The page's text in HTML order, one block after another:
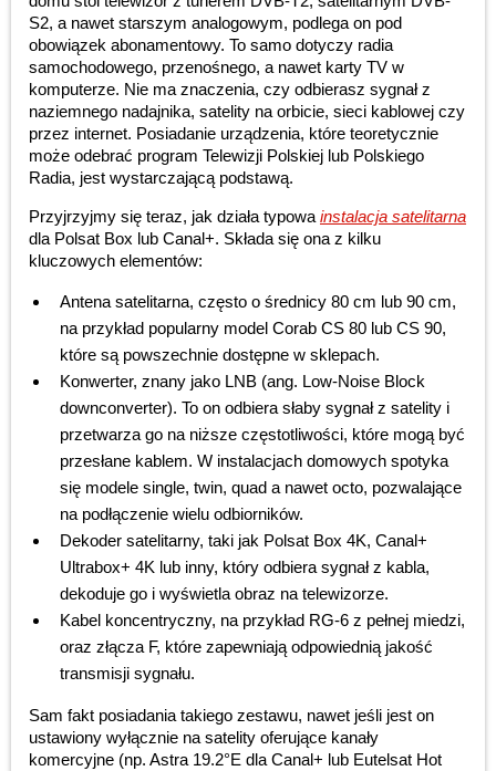
S2, a nawet starszym analogowym, podlega on pod
obowiązek abonamentowy. To samo dotyczy radia
samochodowego, przenośnego, a nawet karty TV w
komputerze. Nie ma znaczenia, czy odbierasz sygnał z
naziemnego nadajnika, satelity na orbicie, sieci kablowej czy
przez internet. Posiadanie urządzenia, które teoretycznie
może odebrać program Telewizji Polskiej lub Polskiego
Radia, jest wystarczającą podstawą.
Przyjrzyjmy się teraz, jak działa typowa instalacja satelitarna
dla Polsat Box lub Canal+. Składa się ona z kilku
kluczowych elementów:
Antena satelitarna, często o średnicy 80 cm lub 90 cm,
na przykład popularny model Corab CS 80 lub CS 90,
które są powszechnie dostępne w sklepach.
Konwerter, znany jako LNB (ang. Low-Noise Block
downconverter). To on odbiera słaby sygnał z satelity i
przetwarza go na niższe częstotliwości, które mogą być
przesłane kablem. W instalacjach domowych spotyka
się modele single, twin, quad a nawet octo, pozwalające
na podłączenie wielu odbiorników.
Dekoder satelitarny, taki jak Polsat Box 4K, Canal+
Ultrabox+ 4K lub inny, który odbiera sygnał z kabla,
dekoduje go i wyświetla obraz na telewizorze.
Kabel koncentryczny, na przykład RG-6 z pełnej miedzi,
oraz złącza F, które zapewniają odpowiednią jakość
transmisji sygnału.
Sam fakt posiadania takiego zestawu, nawet jeśli jest on
ustawiony wyłącznie na satelity oferujące kanały
komercyjne (np. Astra 19.2°E dla Canal+ lub Eutelsat Hot